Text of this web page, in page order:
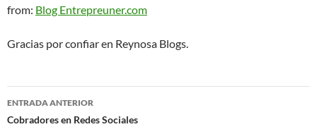
from: Blog Entrepreuner.com
Gracias por confiar en Reynosa Blogs.
Navegación
de
ENTRADA ANTERIOR
Cobradores en Redes Sociales